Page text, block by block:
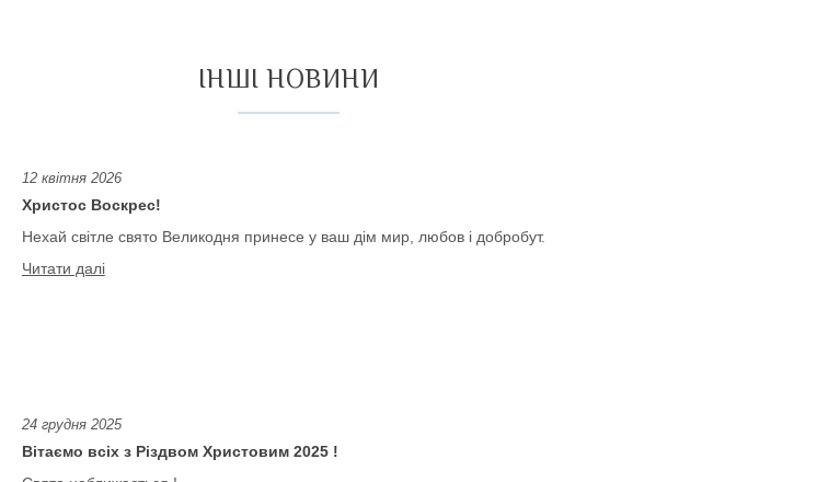
ІНШІ НОВИНИ
12 квітня 2026
Христос Воскрес!
Нехай світле свято Великодня принесе у ваш дім мир, любов і добробут.
24 грудня 2025
Вітаємо всіх з Різдвом Христовим 2025 !